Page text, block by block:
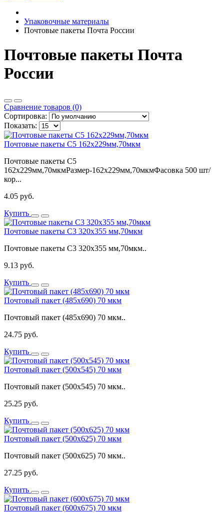
Упаковочные материалы
Почтовые пакеты Почта России
Почтовые пакеты Почта
России
Сравнение товаров (0)
Сортировка:
Показать:
Почтовые пакеты C5 162x229мм,70мкм
Почтовые пакеты C5
162x229мм,70мкмРазмер-162x229мм,70мкмФасовка 500 шт/
кор...
4.05 руб.
Купить
Почтовые пакеты С3 320x355 мм,70мкм
Почтовые пакеты С3 320x355 мм,70мкм..
9.13 руб.
Купить
Почтовый пакет (485x690) 70 мкм
Почтовый пакет (485x690) 70 мкм..
24.75 руб.
Купить
Почтовый пакет (500x545) 70 мкм
Почтовый пакет (500x545) 70 мкм..
25.25 руб.
Купить
Почтовый пакет (500x625) 70 мкм
Почтовый пакет (500x625) 70 мкм..
27.25 руб.
Купить
Почтовый пакет (600x675) 70 мкм